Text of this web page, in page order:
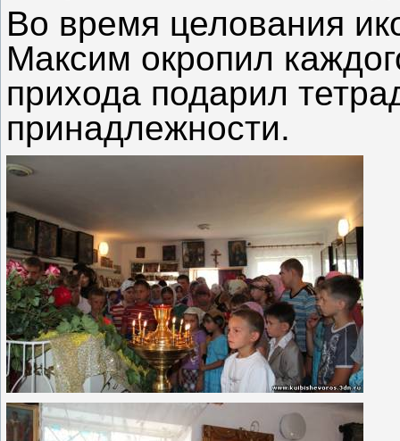
Во время целования
Максим окропил
прихода подарил
принадлежности.